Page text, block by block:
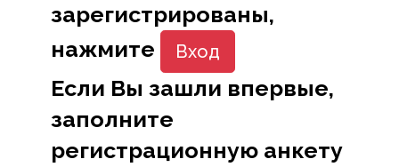
зарегистрированы,
нажмите
Вход
Если Вы зашли впервые,
заполните
регистрационную анкету